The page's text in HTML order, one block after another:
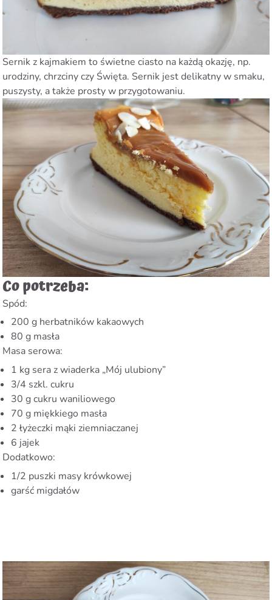
Sernik z kajmakiem to świetne ciasto na każdą okazję, np.
urodziny, chrzciny czy Święta. Sernik jest delikatny w smaku,
puszysty, a także prosty w przygotowaniu.
Co potrzeba:
Spód:
200 g herbatników kakaowych
80 g masła
Masa serowa:
1 kg sera z wiaderka „Mój ulubiony”
3/4 szkl. cukru
30 g cukru waniliowego
70 g miękkiego masła
2 łyżeczki mąki ziemniaczanej
6 jajek
Dodatkowo:
1/2 puszki masy krówkowej
garść migdałów